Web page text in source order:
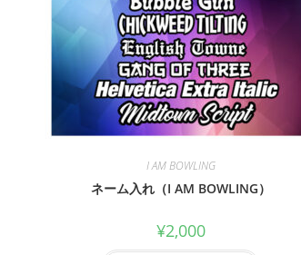
I AM BOWLING
ネーム入れ（I AM BOWLING）
¥2,000